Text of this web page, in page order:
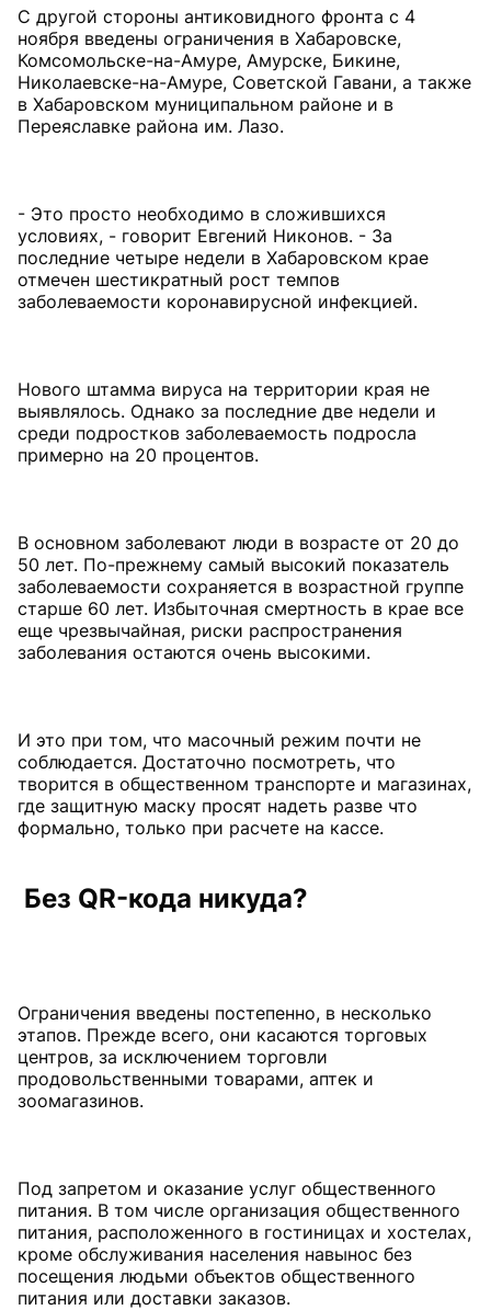
С другой стороны антиковидного фронта с 4
ноября введены ограничения в Хабаровске,
Комсомольске-на-Амуре, Амурске, Бикине,
Николаевске-на-Амуре, Советской Гавани, а также
в Хабаровском муниципальном районе и в
Переяславке района им. Лазо.
- Это просто необходимо в сложившихся
условиях, - говорит Евгений Никонов. - За
последние четыре недели в Хабаровском крае
отмечен шестикратный рост темпов
заболеваемости коронавирусной инфекцией.
Нового штамма вируса на территории края не
выявлялось. Однако за последние две недели и
среди подростков заболеваемость подросла
примерно на 20 процентов.
В основном заболевают люди в возрасте от 20 до
50 лет. По-прежнему самый высокий показатель
заболеваемости сохраняется в возрастной группе
старше 60 лет. Избыточная смертность в крае все
еще чрезвычайная, риски распространения
заболевания остаются очень высокими.
И это при том, что масочный режим почти не
соблюдается. Достаточно посмотреть, что
творится в общественном транспорте и магазинах,
где защитную маску просят надеть разве что
формально, только при расчете на кассе.
Без QR-кода никуда?
Ограничения введены постепенно, в несколько
этапов. Прежде всего, они касаются торговых
центров, за исключением торговли
продовольственными товарами, аптек и
зоомагазинов.
Под запретом и оказание услуг общественного
питания. В том числе организация общественного
питания, расположенного в гостиницах и хостелах,
кроме обслуживания населения навынос без
посещения людьми объектов общественного
питания или доставки заказов.